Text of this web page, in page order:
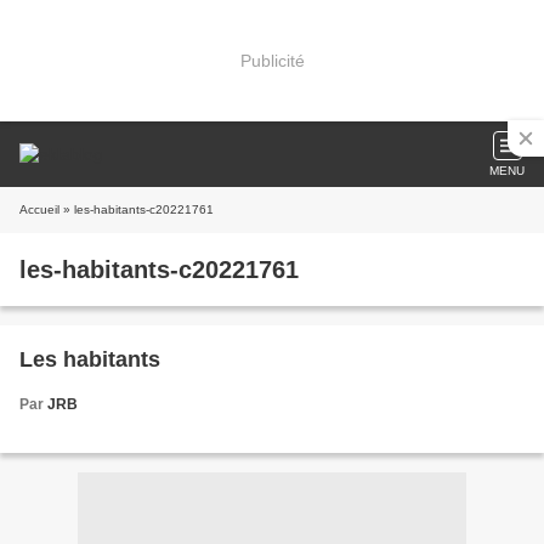
Publicité
MENU
Accueil » les-habitants-c20221761
les-habitants-c20221761
Les habitants
Par JRB